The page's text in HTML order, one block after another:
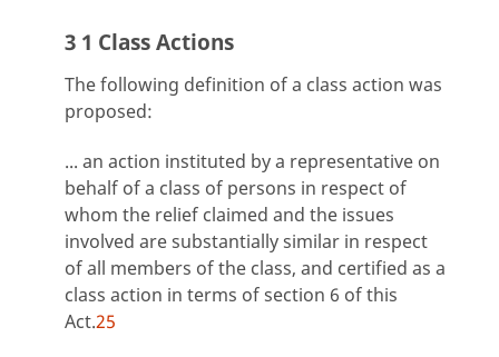
3 1 Class Actions
The following definition of a class action was
proposed:
... an action instituted by a representative on
behalf of a class of persons in respect of
whom the relief claimed and the issues
involved are substantially similar in respect
of all members of the class, and certified as a
class action in terms of section 6 of this
Act.25